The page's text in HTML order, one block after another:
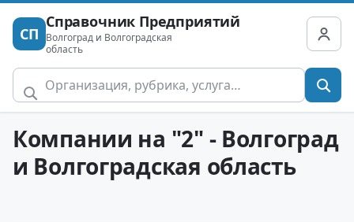
СП
Справочник Предприятий
Волгоград и Волгоградская
область
Компании на "2" - Волгоград
и Волгоградская область